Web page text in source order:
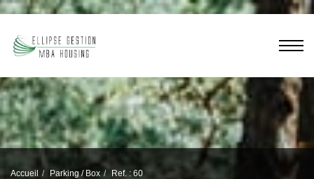
Accueil Parking / Box Ref. : 60